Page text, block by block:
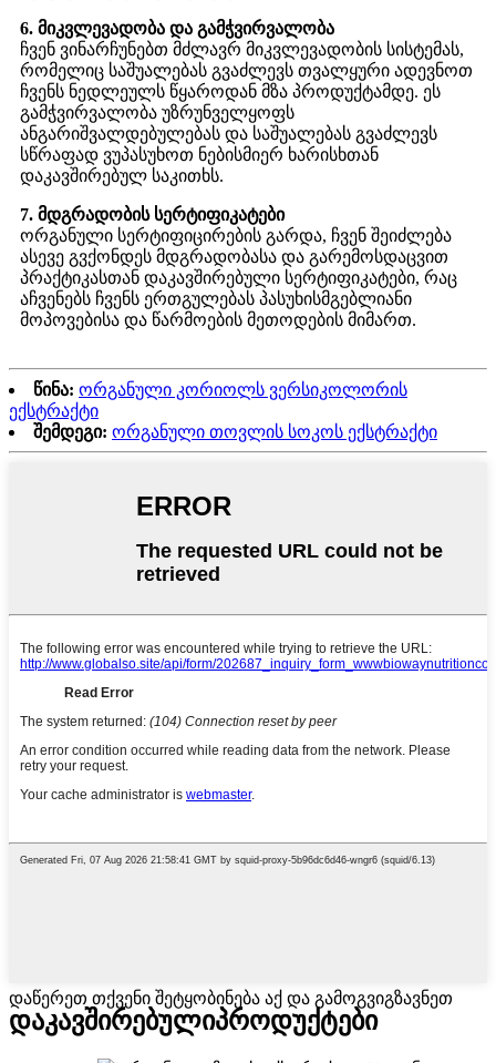
6. მიკვლევადობა და გამჭვირვალობა
ჩვენ ვინარჩუნებთ მძლავრ მიკვლევადობის სისტემას,
რომელიც საშუალებას გვაძლევს თვალყური ადევნოთ
ჩვენს ნედლეულს წყაროდან მზა პროდუქტამდე. ეს
გამჭვირვალობა უზრუნველყოფს
ანგარიშვალდებულებას და საშუალებას გვაძლევს
სწრაფად ვუპასუხოთ ნებისმიერ ხარისხთან
დაკავშირებულ საკითხს.
7. მდგრადობის სერტიფიკატები
ორგანული სერტიფიცირების გარდა, ჩვენ შეიძლება
ასევე გვქონდეს მდგრადობასა და გარემოსდაცვით
პრაქტიკასთან დაკავშირებული სერტიფიკატები, რაც
აჩვენებს ჩვენს ერთგულებას პასუხისმგებლიანი
მოპოვებისა და წარმოების მეთოდების მიმართ.
წინა: ორგანული კორიოლს ვერსიკოლორის
ექსტრაქტი
შემდეგი: ორგანული თოვლის სოკოს ექსტრაქტი
დაწერეთ თქვენი შეტყობინება აქ და გამოგვიგზავნეთ
დაკავშირებულიპროდუქტები